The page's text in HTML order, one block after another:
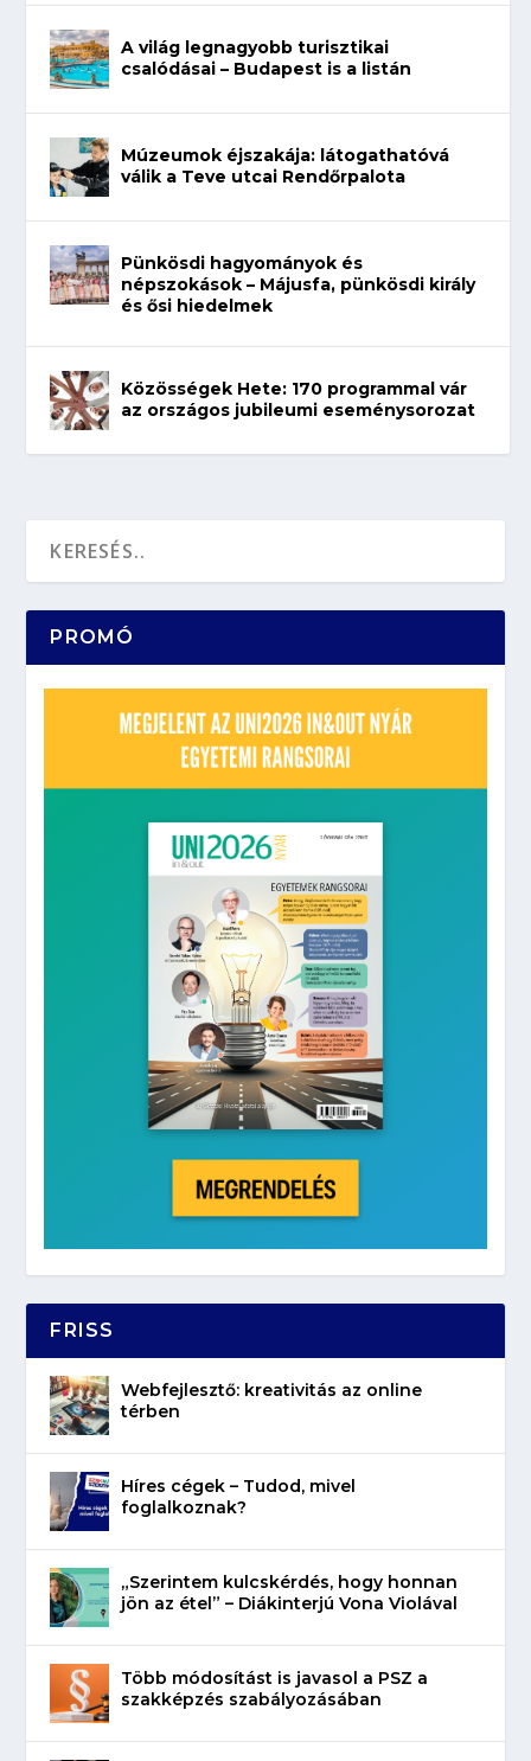
A világ legnagyobb turisztikai
csalódásai – Budapest is a listán
Múzeumok éjszakája: látogathatóvá
válik a Teve utcai Rendőrpalota
Pünkösdi hagyományok és
népszokások – Májusfa, pünkösdi király
és ősi hiedelmek
Közösségek Hete: 170 programmal vár
az országos jubileumi eseménysorozat
PROMÓ
FRISS
Webfejlesztő: kreativitás az online
térben
Híres cégek – Tudod, mivel
foglalkoznak?
„Szerintem kulcskérdés, hogy honnan
jön az étel” – Diákinterjú Vona Violával
Több módosítást is javasol a PSZ a
szakképzés szabályozásában